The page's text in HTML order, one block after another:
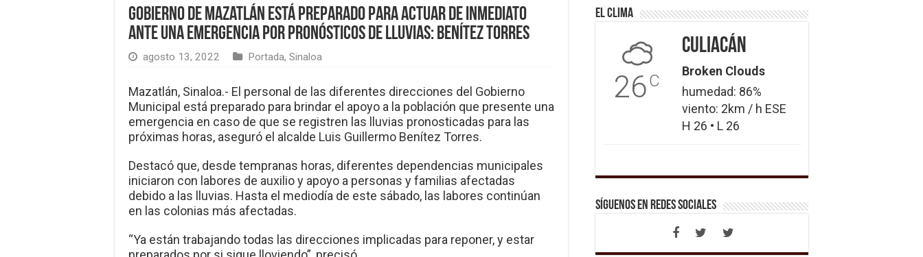
Gobierno de Mazatlán está preparado para actuar de inmediato
ante una emergencia por pronósticos de lluvias: Benítez Torres
agosto 13, 2022 Portada, Sinaloa
Mazatlán, Sinaloa.- El personal de las diferentes direcciones del Gobierno
Municipal está preparado para brindar el apoyo a la población que presente una
emergencia en caso de que se registren las lluvias pronosticadas para las
próximas horas, aseguró el alcalde Luis Guillermo Benítez Torres.
Destacó que, desde tempranas horas, diferentes dependencias municipales
iniciaron con labores de auxilio y apoyo a personas y familias afectadas
debido a las lluvias. Hasta el mediodía de este sábado, las labores continúan
en las colonias más afectadas.
“Ya están trabajando todas las direcciones implicadas para reponer, y estar
El Clima
26C
Culiacán
Broken Clouds
humedad: 86%
viento: 2km / h ESE
H 26 • L 26
Síguenos en Redes Sociales